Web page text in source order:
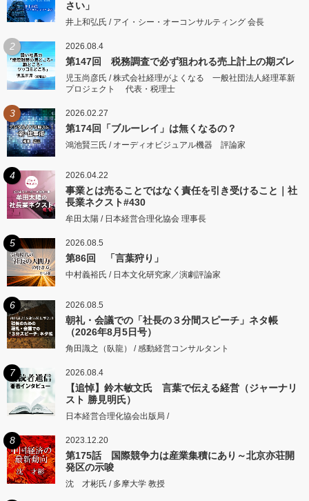
さい」
井上和弘氏 / アイ・シー・オーコンサルティング 会長
2 2026.08.4
第147回 税務調査で必ず狙われる売上計上の期ズレ
児玉尚彦氏 / 株式会社経理がよくなる 一般社団法人経理革新
プロジェクト 代表・税理士
3 2026.02.27
第174回「ブルーレイ」は無くなるの？
鴻池賢三氏 / オーディオビジュアル機器 評論家
4 2026.04.22
事業とは売ることではなく責任を引き受けること｜社
長業ネクスト#430
牟田太陽 / 日本経営合理化協会 理事長
5 2026.08.5
第86回 「言葉狩り」
中村義裕氏 / 日本文化研究家／演劇評論家
6 2026.08.5
朝礼・会議での「社長の３分間スピーチ」ネタ帳
（2026年8月5日号）
角田識之（臥龍） / 感動経営コンサルタント
7 2026.08.4
【追悼】鈴木敏文氏 言葉で伝える経営（ジャーナリ
スト 勝見明氏）
日本経営合理化協会出版局 /
8 2023.12.20
第175話 国際競争力は産業集積にあり～北京亦荘開
発区の示唆
沈 才彬氏 / 多摩大学 教授